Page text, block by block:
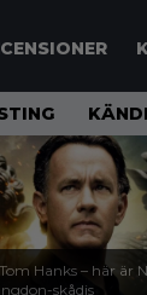
Hanks – här är
skådis